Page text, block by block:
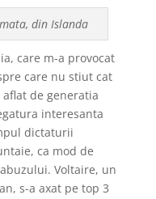
din Islanda
care m-a provocat
care nu stiut cat
de generatia
interesanta
dictaturii
ca mod de
Voltaire, un
s-a axat pe top 3